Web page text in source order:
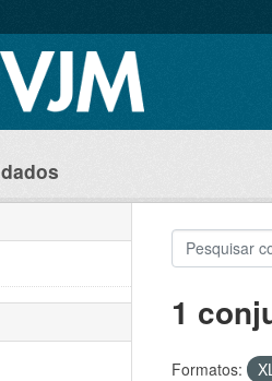
1
Formatos: